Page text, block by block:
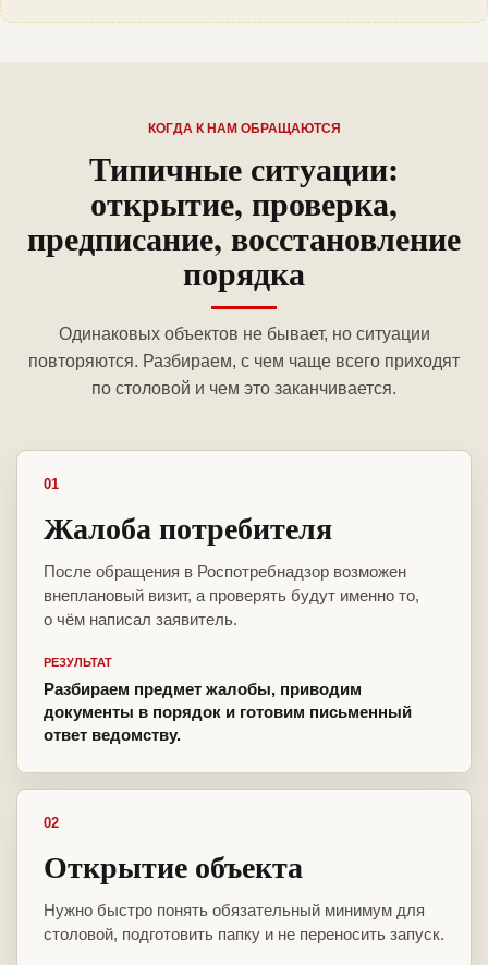
КОГДА К НАМ ОБРАЩАЮТСЯ
Типичные ситуации:
открытие, проверка,
предписание, восстановление
порядка
Одинаковых объектов не бывает, но ситуации
повторяются. Разбираем, с чем чаще всего приходят
по столовой и чем это заканчивается.
01
Жалоба потребителя
После обращения в Роспотребнадзор возможен
внеплановый визит, а проверять будут именно то,
о чём написал заявитель.
РЕЗУЛЬТАТ
Разбираем предмет жалобы, приводим
документы в порядок и готовим письменный
ответ ведомству.
02
Открытие объекта
Нужно быстро понять обязательный минимум для
столовой, подготовить папку и не переносить запуск.